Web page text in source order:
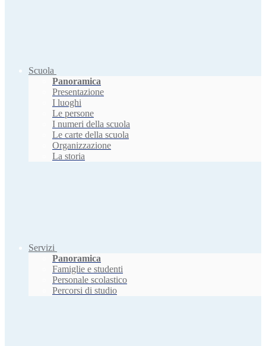
Scuola
Panoramica
Presentazione
I luoghi
Le persone
I numeri della scuola
Le carte della scuola
Organizzazione
La storia
Servizi
Panoramica
Famiglie e studenti
Personale scolastico
Percorsi di studio